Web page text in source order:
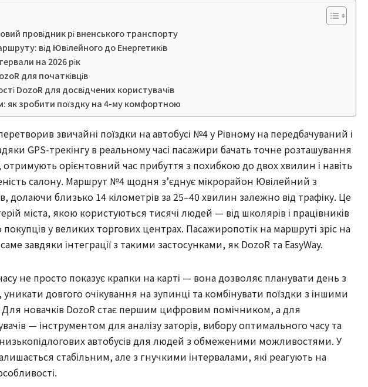
провідник рі вненського транспорту
від Ювілейного до Енергетиків
на 2026 рік
для початківців
DozoR для досвідчених користувачів
як зробити поїздку на 4-му комфортною
звичайні поїздки на автобусі №4 у Рівному на передбачуваний і
GPS-трекінгу в реальному часі пасажири бачать точне розташування
отримують орієнтовний час прибуття з похибкою до двох хвилин і навіть
салону. Маршрут №4 щодня з’єднує мікрорайон Ювілейний з
долаючи близько 14 кілометрів за 25–40 хвилин залежно від трафіку. Це
міста, якою користуються тисячі людей — від школярів і працівників
у великих торгових центрах. Пасажиропотік на маршруті зріс на
завдяки інтеграції з такими застосунками, як DozoR та EasyWay.
не просто показує крапки на карті — вона дозволяє планувати день з
довгого очікування на зупинці та комбінувати поїздки з іншими
новачків DozoR стає першим цифровим помічником, а для
— інструментом для аналізу заторів, вибору оптимального часу та
автобусів для людей з обмеженими можливостями. У
стабільним, але з гнучкими інтервалами, які реагують на